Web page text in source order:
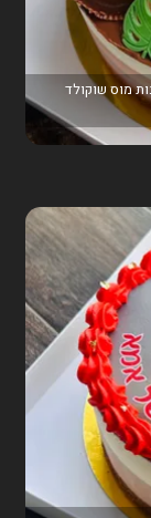
מוס שוקולד